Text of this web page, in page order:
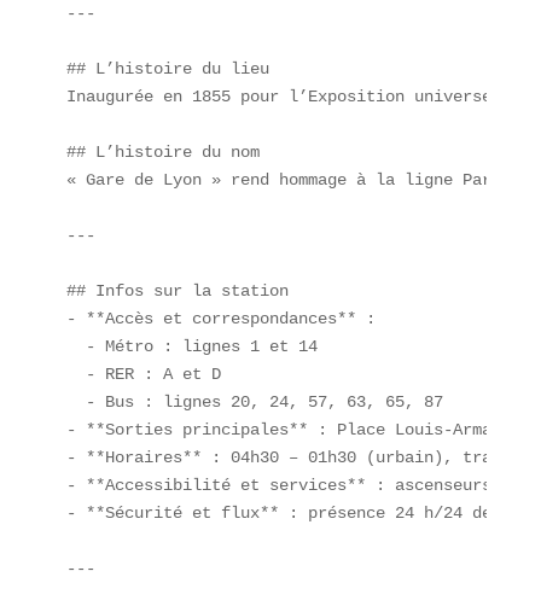
---
## L’histoire du lieu
Inaugurée en 1855 pour l’Exposition
## L’histoire du nom
« Gare de Lyon » rend hommage à la ligne
---
## Infos sur la station
- **Accès et correspondances** :
  - Métro : lignes 1 et 14
  - RER : A et D
  - Bus : lignes 20, 24, 57, 63, 65, 87
- **Sorties principales** : Place Louis-Armand,
- **Horaires** : 04h30 – 01h30 (urbain), trains
- **Accessibilité et services** : ascenseurs,
- **Sécurité et flux** : présence 24 h/24 de la
---